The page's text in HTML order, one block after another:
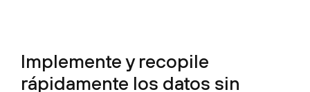
Implemente y recopile
rápidamente los datos sin